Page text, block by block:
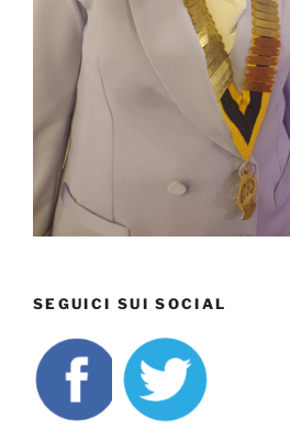
SEGUICI SUI SOCIAL